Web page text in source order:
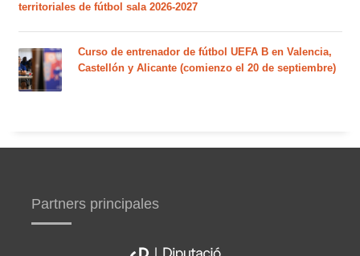
territoriales de fútbol sala 2026-2027
Curso de entrenador de fútbol UEFA B en Valencia,
Castellón y Alicante (comienzo el 20 de septiembre)
Partners principales